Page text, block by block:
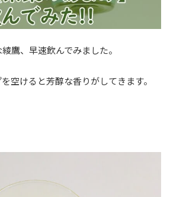
鷹、早速飲んでみました。
空けると芳醇な香りがしてきます。